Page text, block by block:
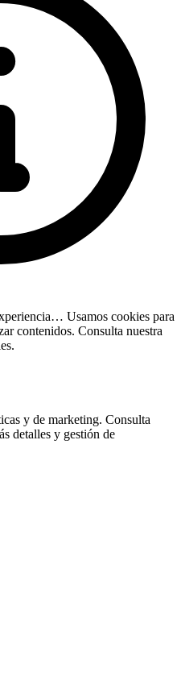
Usamos cookies para
contenidos. Consulta nuestra
y de marketing. Consulta
detalles y gestión de